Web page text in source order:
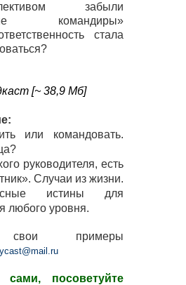
забыли
командиры»
стала
[~ 38,9 Мб]
или командовать.
руководителя, есть
Случаи из жизни.
истины для
любого уровня.
примеры
сами, посоветуйте